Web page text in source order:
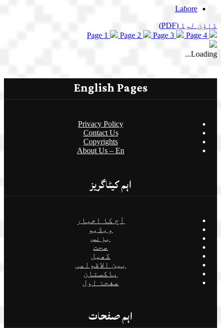
Lahore
ڈاؤن لوڈ (PDF)
Page 1
Page 2 Page 3 Page 4
Loading...
English Pages
Privacy Policy
Contact Us
Copyrights
About Us – En
اہم کیٹاگریز
آج کا اخبار
ویڈیو
بزنس
صحت
کھیل
بین الاقوامی
پاکستان
صفحۂ اول
اہم صفحات